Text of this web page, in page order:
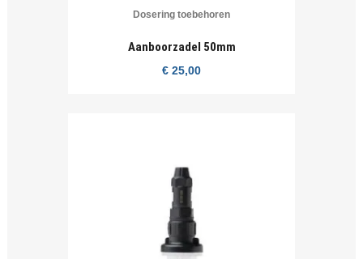
Dosering toebehoren
Aanboorzadel 50mm
€ 25,00